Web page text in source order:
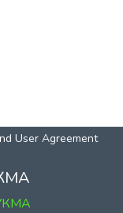
User Agreement